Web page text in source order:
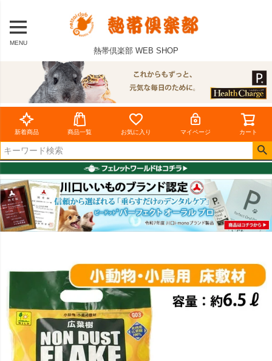
MENU
熱帯倶楽部 WEB SHOP
新着商品 商品一覧 お気に入り マイページ カート